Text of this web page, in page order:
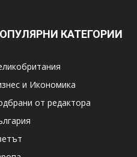
КАТЕГОРИИ
и Икономика
от редактора